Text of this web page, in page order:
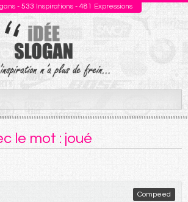
- 533 Inspirations - 481 Expressions
le mot : joué
Compeed